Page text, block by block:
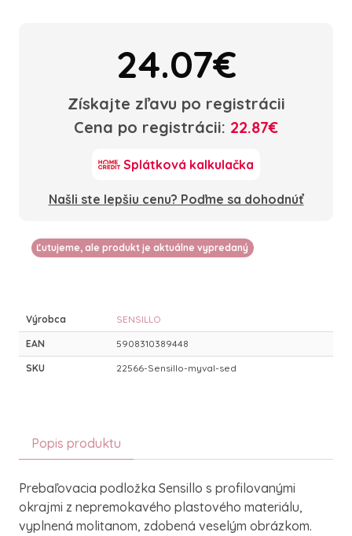
24.07€
Získajte zľavu po registrácii
Cena po registrácii: 22.87€
Splátková kalkulačka
Našli ste lepšiu cenu? Poďme sa dohodnúť
Ľutujeme, ale produkt je aktuálne vypredaný
Výrobca SENSILLO
EAN 5908310389448
SKU 22566-Sensillo-myval-sed
Popis produktu
Prebaľovacia podložka Sensillo s profilovanými
okrajmi z nepremokavého plastového materiálu,
vyplnená molitanom, zdobená veselým obrázkom.